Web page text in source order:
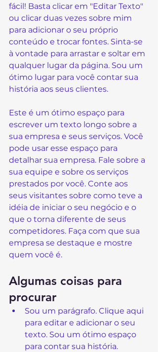
fácil! Basta clicar em "Editar Texto"
ou clicar duas vezes sobre mim
para adicionar o seu próprio
conteúdo e trocar fontes. Sinta-se
à vontade para arrastar e soltar em
qualquer lugar da página. Sou um
ótimo lugar para você contar sua
história aos seus clientes.
Este é um ótimo espaço para
escrever um texto longo sobre a
sua empresa e seus serviços. Você
pode usar esse espaço para
detalhar sua empresa. Fale sobre a
sua equipe e sobre os serviços
prestados por você. Conte aos
seus visitantes sobre como teve a
idéia de iniciar o seu negócio e o
que o torna diferente de seus
competidores. Faça com que sua
empresa se destaque e mostre
quem você é.
Algumas coisas para
procurar
Sou um parágrafo. Clique aqui
para editar e adicionar o seu
texto. Sou um ótimo espaço
para contar sua história.